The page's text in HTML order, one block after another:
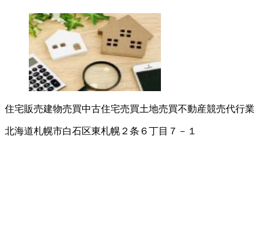
住宅販売建物売買中古住宅売買土地売買不動産競売代行業
北海道札幌市白石区東札幌２条６丁目７－１